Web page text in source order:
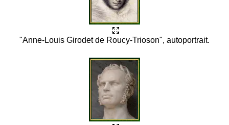
"Anne-Louis Girodet de Roucy-Trioson", autoportrait.